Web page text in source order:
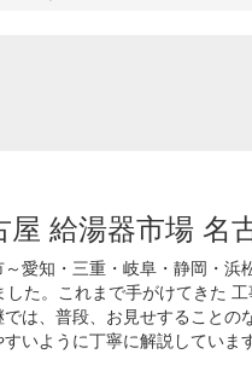
給湯器市場 名
愛知・三重・岐阜・静岡・
た。これまで手がけてきた
は、普段、お見せすること
いように丁寧に解説してい